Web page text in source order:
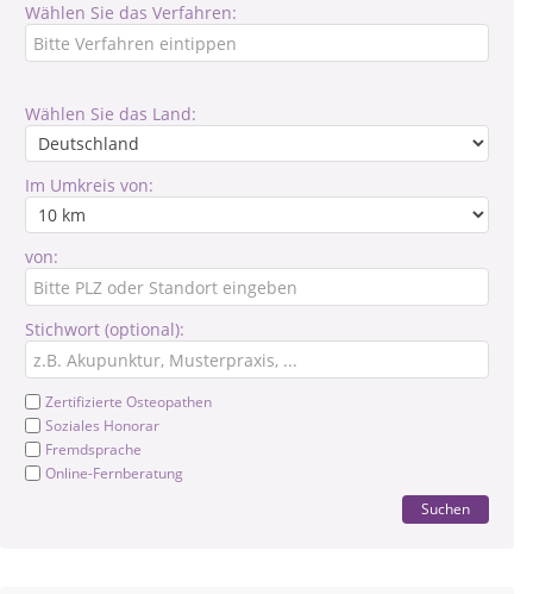
Wählen Sie das Verfahren:
Wählen Sie das Land:
Im Umkreis von:
von:
Stichwort (optional):
Zertifizierte Osteopathen
Soziales Honorar
Fremdsprache
Online-Fernberatung
Suchen